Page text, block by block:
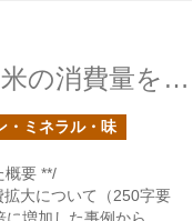
高品質な炊飯器の開発は米の消費量を上げる
・ミネラル・味
概要 **/
大について（250字要